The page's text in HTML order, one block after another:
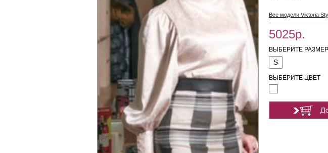
Все модели Viktoria
5025р.
ВЫБЕРИТЕ РАЗМЕР
S
ВЫБЕРИТЕ ЦВЕТ